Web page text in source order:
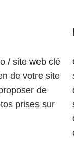
/ site web clé
de votre site
de
prises sur